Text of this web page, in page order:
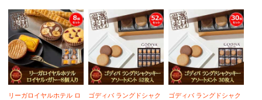
リーガロイヤルホテル ロ
ゴディバ ラングドシャク
ゴディバ ラングドシャク